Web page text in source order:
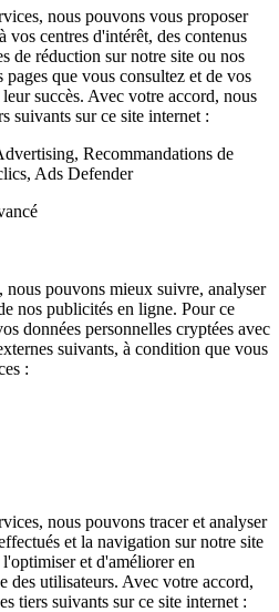
nous pouvons vous proposer
vos centres d'intérêt, des contenus
de réduction sur notre site ou nos
que vous consultez et de vos
succès. Avec votre accord, nous
suivants sur ce site internet :
Recommandations de
Ads Defender
nous pouvons mieux suivre, analyser
nos publicités en ligne. Pour ce
données personnelles cryptées avec
suivants, à condition que vous
:
nous pouvons tracer et analyser
et la navigation sur notre site
et d'améliorer en
des utilisateurs. Avec votre accord,
tiers suivants sur ce site internet :